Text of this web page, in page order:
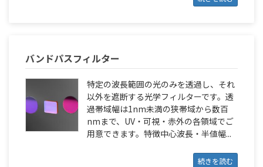
バンドパスフィルター
特定の波長範囲の光のみを透過し、それ
以外を遮断する光学フィルターです。透
過帯域幅は1nm未満の狭帯域から数百
nmまで、UV・可視・赤外の各領域でご
用意できます。特徴中心波長・半値幅...
続きを読む